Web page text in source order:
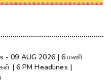
- 09 AUG 2026 | 6 மணி
| 6 PM Headlines |